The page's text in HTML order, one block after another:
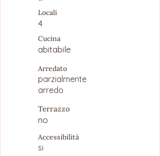
Locali
4
Cucina
abitabile
Arredato
parzialmente
arredo
Terrazzo
no
Accessibilità
si